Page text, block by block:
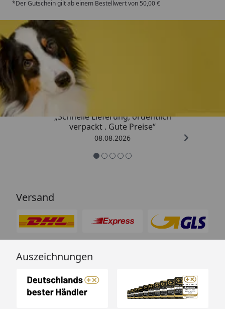
*Der Gutschein gilt ab einem Bestellwert von 50,00 €
Trusted Shops
„Schnelle Lieferung, ordentlich
verpackt . Gute Preise“
08.08.2026
Versand
Auszeichnungen